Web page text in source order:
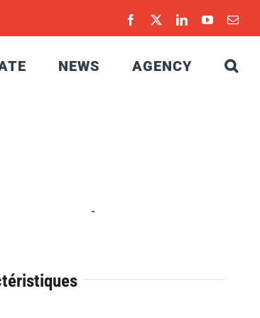
Facebook LinkedInYouTube
NEWS AGENCY
-